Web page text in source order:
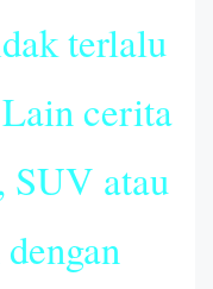
terlalu
cerita
SUV atau